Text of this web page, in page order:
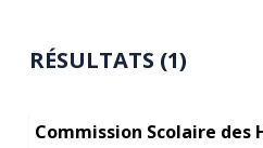
RÉSULTATS (1)
Commission Scolaire des